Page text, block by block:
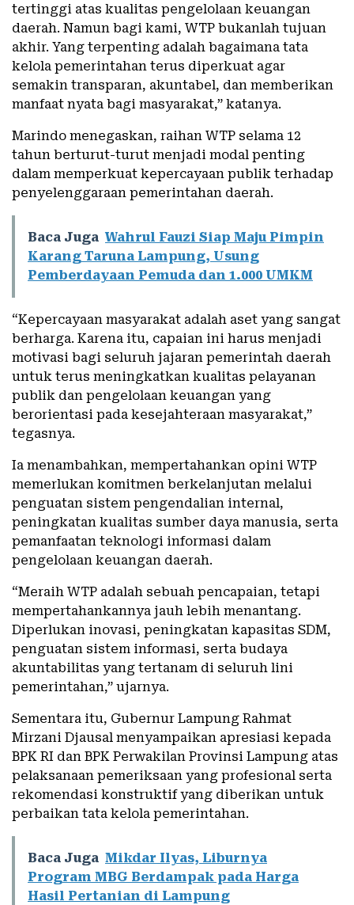
tertinggi atas kualitas pengelolaan keuangan
daerah. Namun bagi kami, WTP bukanlah tujuan
akhir. Yang terpenting adalah bagaimana tata
kelola pemerintahan terus diperkuat agar
semakin transparan, akuntabel, dan memberikan
manfaat nyata bagi masyarakat,” katanya.
Marindo menegaskan, raihan WTP selama 12
tahun berturut-turut menjadi modal penting
dalam memperkuat kepercayaan publik terhadap
penyelenggaraan pemerintahan daerah.
Baca Juga Wahrul Fauzi Siap Maju Pimpin
Karang Taruna Lampung, Usung
Pemberdayaan Pemuda dan 1.000 UMKM
“Kepercayaan masyarakat adalah aset yang sangat
berharga. Karena itu, capaian ini harus menjadi
motivasi bagi seluruh jajaran pemerintah daerah
untuk terus meningkatkan kualitas pelayanan
publik dan pengelolaan keuangan yang
berorientasi pada kesejahteraan masyarakat,”
tegasnya.
Ia menambahkan, mempertahankan opini WTP
memerlukan komitmen berkelanjutan melalui
penguatan sistem pengendalian internal,
peningkatan kualitas sumber daya manusia, serta
pemanfaatan teknologi informasi dalam
pengelolaan keuangan daerah.
“Meraih WTP adalah sebuah pencapaian, tetapi
mempertahankannya jauh lebih menantang.
Diperlukan inovasi, peningkatan kapasitas SDM,
penguatan sistem informasi, serta budaya
akuntabilitas yang tertanam di seluruh lini
pemerintahan,” ujarnya.
Sementara itu, Gubernur Lampung Rahmat
Mirzani Djausal menyampaikan apresiasi kepada
BPK RI dan BPK Perwakilan Provinsi Lampung atas
pelaksanaan pemeriksaan yang profesional serta
rekomendasi konstruktif yang diberikan untuk
perbaikan tata kelola pemerintahan.
Baca Juga Mikdar Ilyas, Liburnya
Program MBG Berdampak pada Harga
Hasil Pertanian di Lampung